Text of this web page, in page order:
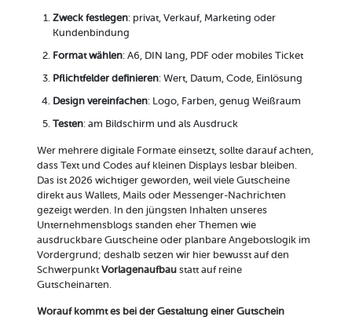
Zweck festlegen: privat, Verkauf, Marketing oder
Kundenbindung
Format wählen: A6, DIN lang, PDF oder mobiles Ticket
Pflichtfelder definieren: Wert, Datum, Code, Einlösung
Design vereinfachen: Logo, Farben, genug Weißraum
Testen: am Bildschirm und als Ausdruck
Wer mehrere digitale Formate einsetzt, sollte darauf achten,
dass Text und Codes auf kleinen Displays lesbar bleiben.
Das ist 2026 wichtiger geworden, weil viele Gutscheine
direkt aus Wallets, Mails oder Messenger-Nachrichten
gezeigt werden. In den jüngsten Inhalten unseres
Unternehmensblogs standen eher Themen wie
ausdruckbare Gutscheine oder planbare Angebotslogik im
Vordergrund; deshalb setzen wir hier bewusst auf den
SchwerpunktVorlagenaufbaustatt auf reine
Gutscheinarten.
Worauf kommt es bei der Gestaltung einer Gutschein